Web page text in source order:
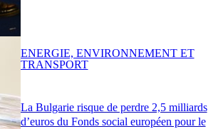
La Bulgarie risque de perdre 2,5 milliards
d’euros du Fonds social européen pour le
ENERGIE, ENVIRONNEMENT ET
TRANSPORT